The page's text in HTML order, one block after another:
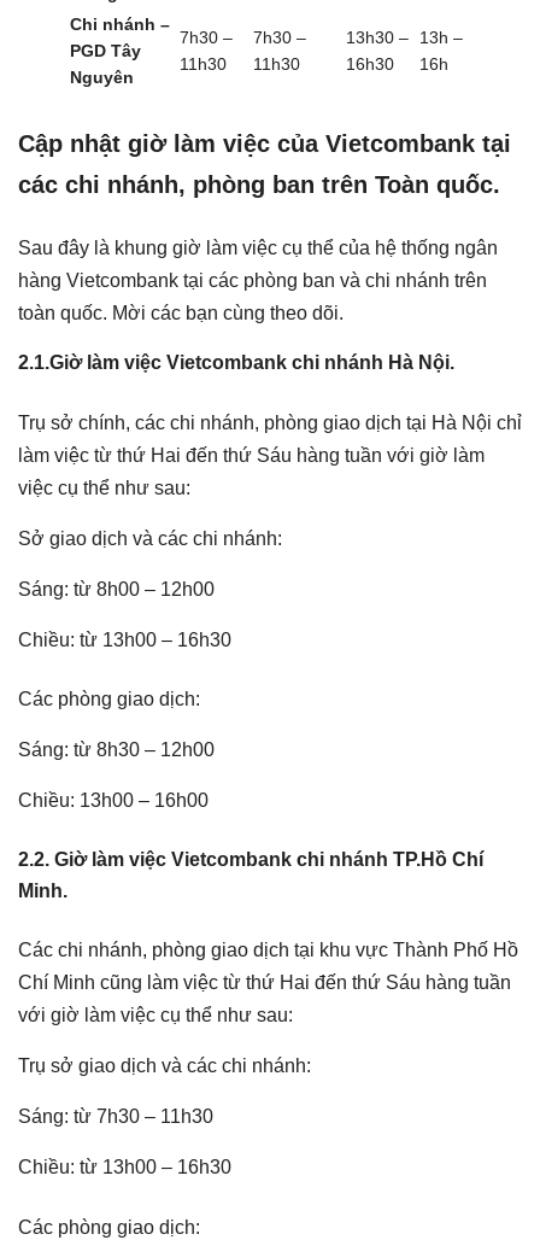
Chi nhánh –
PGD Tây
Nguyên
7h30 –
11h30
7h30 –
11h30
13h30 –
16h30
13h –
16h
Cập nhật giờ làm việc của Vietcombank tại
các chi nhánh, phòng ban trên Toàn quốc.
Sau đây là khung giờ làm việc cụ thể của hệ thống ngân
hàng Vietcombank tại các phòng ban và chi nhánh trên
toàn quốc. Mời các bạn cùng theo dõi.
2.1.Giờ làm việc Vietcombank chi nhánh Hà Nội.
Trụ sở chính, các chi nhánh, phòng giao dịch tại Hà Nội chỉ
làm việc từ thứ Hai đến thứ Sáu hàng tuần với giờ làm
việc cụ thể như sau:
Sở giao dịch và các chi nhánh:
Sáng: từ 8h00 – 12h00
Chiều: từ 13h00 – 16h30
Các phòng giao dịch:
Sáng: từ 8h30 – 12h00
Chiều: 13h00 – 16h00
2.2. Giờ làm việc Vietcombank chi nhánh TP.Hồ Chí
Minh.
Các chi nhánh, phòng giao dịch tại khu vực Thành Phố Hồ
Chí Minh cũng làm việc từ thứ Hai đến thứ Sáu hàng tuần
với giờ làm việc cụ thể như sau:
Trụ sở giao dịch và các chi nhánh:
Sáng: từ 7h30 – 11h30
Chiều: từ 13h00 – 16h30
Các phòng giao dịch: